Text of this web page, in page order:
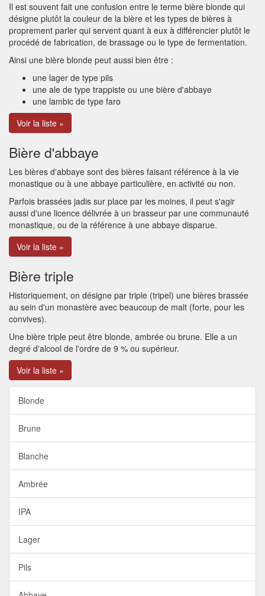
Il est souvent fait une confusion entre le terme bière blonde qui
désigne plutôt la couleur de la bière et les types de bières à
proprement parler qui servent quant à eux à différencier plutôt le
procédé de fabrication, de brassage ou le type de fermentation.
Ainsi une bière blonde peut aussi bien être :
une lager de type pils
une ale de type trappiste ou une bière d'abbaye
une lambic de type faro
Voir la liste »
Bière d'abbaye
Les bières d'abbaye sont des bières faisant référence à la vie
monastique ou à une abbaye particulière, en activité ou non.
Parfois brassées jadis sur place par les moines, il peut s'agir
aussi d'une licence délivrée à un brasseur par une communauté
monastique, ou de la référence à une abbaye disparue.
Voir la liste »
Bière triple
Historiquement, on désigne par triple (tripel) une bières brassée
au sein d'un monastère avec beaucoup de malt (forte, pour les
convives).
Une bière triple peut être blonde, ambrée ou brune. Elle a un
degré d'alcool de l'ordre de 9 % ou supérieur.
Voir la liste »
Blonde
Brune
Blanche
Ambrée
IPA
Lager
Pils